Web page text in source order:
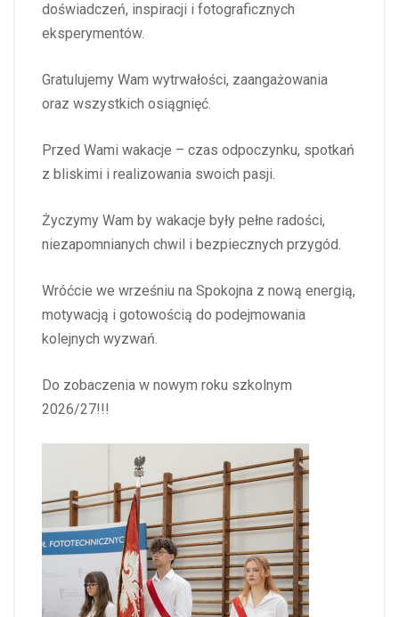
doświadczeń, inspiracji i fotograficznych
eksperymentów.
Gratulujemy Wam wytrwałości, zaangażowania
oraz wszystkich osiągnięć.
Przed Wami wakacje – czas odpoczynku, spotkań
z bliskimi i realizowania swoich pasji.
Życzymy Wam by wakacje były pełne radości,
niezapomnianych chwil i bezpiecznych przygód.
Wróćcie we wrześniu na Spokojna z nową energią,
motywacją i gotowością do podejmowania
kolejnych wyzwań.
Do zobaczenia w nowym roku szkolnym
2026/27!!!